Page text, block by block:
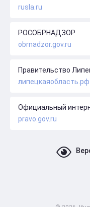
rusla.ru
РОСОБРНАДЗОР
obrnadzor.gov.ru
Правительство
липецкаяобласть.рф
Официальный
pravo.gov.ru